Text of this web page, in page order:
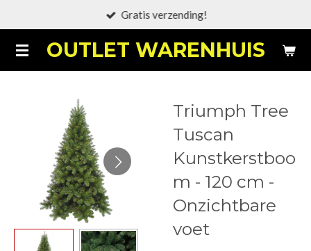
naar
de
OUTLET WARENHUIS
Gratis verzending!
Triumph Tree
Tuscan
Kunstkerstboo
m - 120 cm -
Onzichtbare
voet